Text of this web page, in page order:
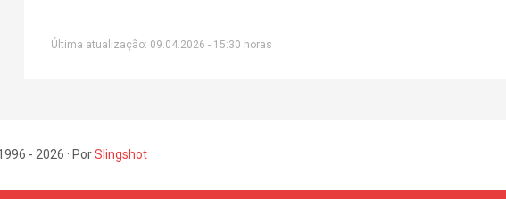
Última atualização: 09.04.2026 - 15:30 horas
- 2026 · PorSlingshot